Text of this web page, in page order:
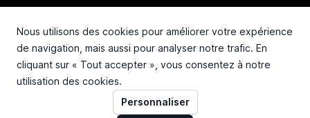
Nous utilisons des cookies pour améliorer votre expérience
de navigation, mais aussi pour analyser notre trafic. En
cliquant sur « Tout accepter », vous consentez à notre
utilisation des cookies.
Personnaliser
+33 4 72 36 87 87
contact@repinco.com